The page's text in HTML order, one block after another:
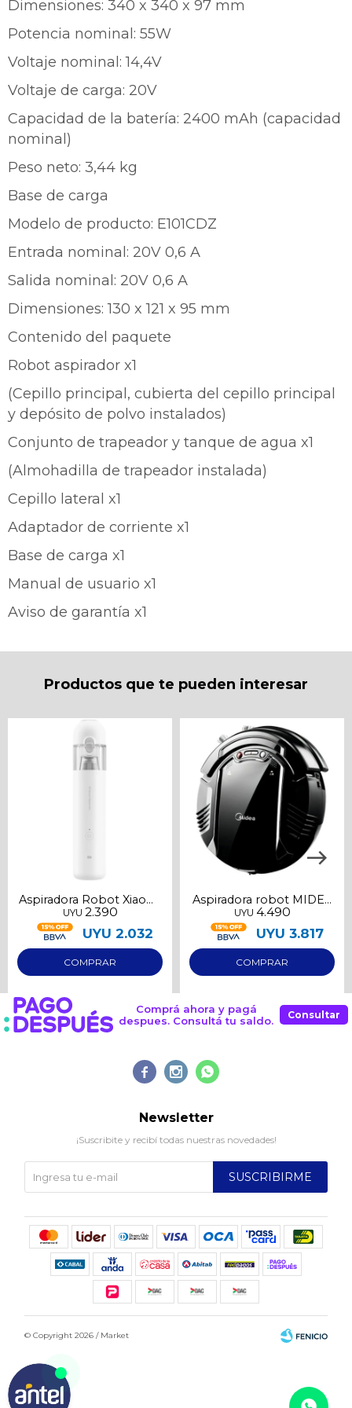
Dimensiones: 340 x 340 x 97 mm
Potencia nominal: 55W
Voltaje nominal: 14,4V
Voltaje de carga: 20V
Capacidad de la batería: 2400 mAh (capacidad
nominal)
Peso neto: 3,44 kg
Base de carga
Modelo de producto: E101CDZ
Entrada nominal: 20V 0,6 A
Salida nominal: 20V 0,6 A
Dimensiones: 130 x 121 x 95 mm
Contenido del paquete
Robot aspirador x1
(Cepillo principal, cubierta del cepillo principal
y depósito de polvo instalados)
Conjunto de trapeador y tanque de agua x1
(Almohadilla de trapeador instalada)
Cepillo lateral x1
Adaptador de corriente x1
Base de carga x1
Manual de usuario x1
Aviso de garantía x1
Productos que te pueden interesar
Aspiradora Robot Xiaomi
MI Vacuum Cleaner Mini
UYU 2.390
UYU 2.032
Aspiradora robot MIDEA
F4
UYU 4.490
UYU 3.817
Comprá ahora y pagá
despues. Consultá tu saldo.
Consultar
  
Newsletter
¡Suscribite y recibí todas nuestras novedades!
SUSCRIBIRME
© Copyright 2026 / Market
Comprá ahora y Pagá
Después, hasta en 12
tarjeta de crédito
¡Sumate a la forma más ágil de
Comprá en 3 cuotas sin recargo o hasta en
Verifica si estás calificado para comprar con
Celular
Día Mes
Estás calificado para comprar usando Pago
prefieras!
Elegí tus productos preferidos
* sujeto a aprobación crediticia. El monto disponible
Parece que no tenes oferta, lamentamos
el inconveniente, por cualquier duda
contactanos en
preguntas@pagodespues.com.uy
¡Algo salió mal!
Por favor intenta nuevamente mas tarde.